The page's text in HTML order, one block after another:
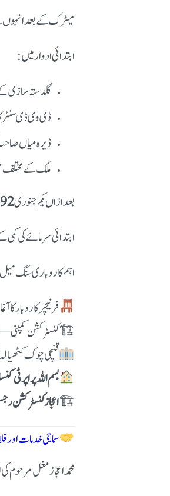
میٹرک کے بعد انہوں
ابتدائی ادوار میں:
گلدستہ سازی
ڈی وی ڈی سنٹر
ڈیرہ میاں
ملک کے مختلف
بعد ازاں یکم جنوری
ابتدائی سرمائے کی
اہم کاروباری سنگ
فرنیچر کاروبار کا
🏗 کنسٹرکشن کمپنی — 1996ء تا
قنچی چوک کٹھیالہ
بسم اللہ پراپرٹی
🏗اعجاز کنسٹرکشن
سماجی خدمات اور
محمد اعجاز مغل